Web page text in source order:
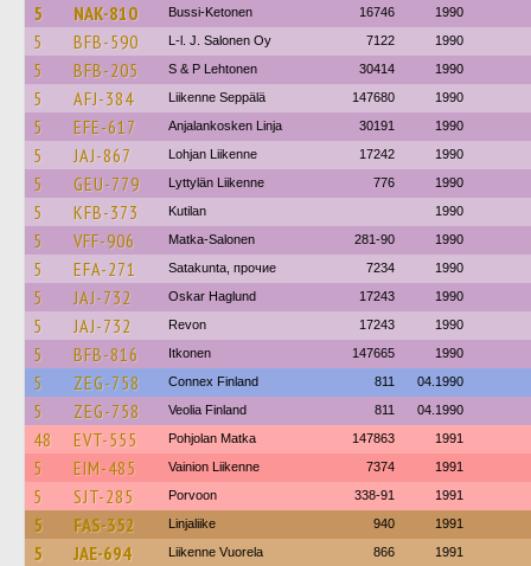
5 NAK-810 Bussi-Ketonen 16746 1990
5 BFB-590 L-l. J. Salonen Oy 7122 1990
5 BFB-205 S & P Lehtonen 30414 1990
5 AFJ-384 Liikenne Seppälä 147680 1990
5 EFE-617 Anjalankosken Linja 30191 1990
5 JAJ-867 Lohjan Liikenne 17242 1990
5 GEU-779 Lyttylän Liikenne 776 1990
5 KFB-373 Kutilan 1990
5 VFF-906 Matka-Salonen 281-90 1990
5 EFA-271 Satakunta, прочие 7234 1990
5 JAJ-732 Oskar Haglund 17243 1990
5 JAJ-732 Revon 17243 1990
5 BFB-816 Itkonen 147665 1990
5 ZEG-758 Connex Finland 811 04.1990
5 ZEG-758 Veolia Finland 811 04.1990
48 EVT-555 Pohjolan Matka 147863 1991
5 EIM-485 Vainion Liikenne 7374 1991
5 SJT-285 Porvoon 338-91 1991
5 FAS-352 Linjaliike 940 1991
5 JAE-694 Liikenne Vuorela 866 1991